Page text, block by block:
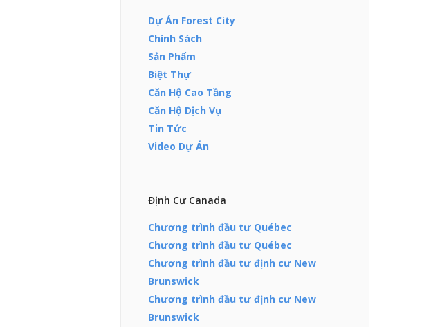
Dự Án Forest City
Chính Sách
Sản Phẩm
Biệt Thự
Căn Hộ Cao Tầng
Căn Hộ Dịch Vụ
Tin Tức
Video Dự Án
Định Cư Canada
Chương trình đầu tư Québec
Chương trình đầu tư Québec
Chương trình đầu tư định cư New
Brunswick
Chương trình đầu tư định cư New
Brunswick